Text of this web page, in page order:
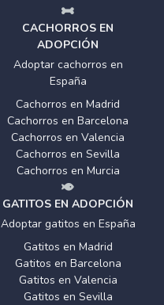
CACHORROS EN
ADOPCIÓN
Adoptar cachorros en
España
Cachorros en Madrid
Cachorros en Barcelona
Cachorros en Valencia
Cachorros en Sevilla
Cachorros en Murcia
GATITOS EN ADOPCIÓN
Adoptar gatitos en España
Gatitos en Madrid
Gatitos en Barcelona
Gatitos en Valencia
Gatitos en Sevilla